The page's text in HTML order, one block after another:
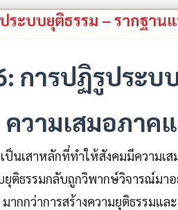
ระบบยุติธรรม – รากฐาน
การปฏิรูประบ
ความเสมอภาค
ป็นเสาหลักที่ทำให้สังคมมีความ
ติธรรมกลับถูกวิพากษ์วิจารณ์มา
กกว่าการสร้างความยุติธรรมแ